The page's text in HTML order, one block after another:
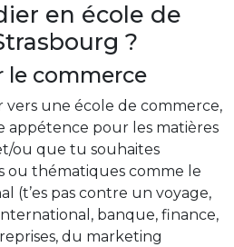
en école de
?
le commerce
vers une école de commerce,
appétence pour les matières
ou que tu souhaites
ou thématiques comme le
(t’es pas contre un voyage,
banque, finance,
du marketing